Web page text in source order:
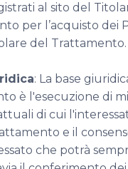
al sito del
per l’acquisto dei
del Trattamento.
: La base
è l'esecuzione di
di cui
e il
che potrà